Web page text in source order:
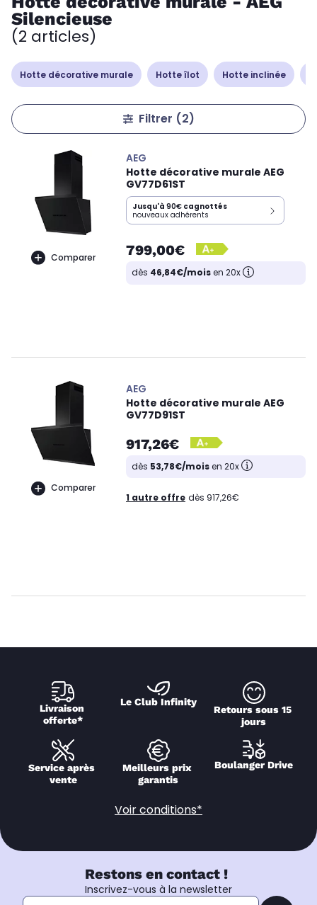
Silencieuse
(2 articles)
Hotte décorative murale Hotte îlot Hotte inclinée
Filtrer (2)
Comparer
AEG
Hotte décorative murale AEG
GV77D61ST
Jusqu'à 90€ cagnottés
nouveaux adhérents
799,00€
dès 46,84€/moisen 20x
Comparer
AEG
Hotte décorative murale AEG
GV77D91ST
917,26€
dès 53,78€/moisen 20x
1 autre offre dès 917,26€
Livraison
offerte*
Le Club Infinity
Retours sous 15
jours
Service après
vente
Meilleurs prix
garantis
Boulanger Drive
Voir conditions*
Restons en contact !
Inscrivez-vous à la newsletter